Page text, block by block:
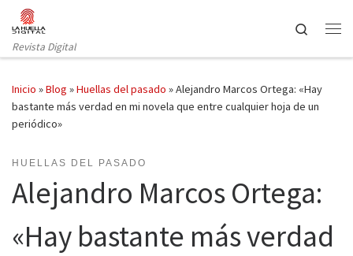
Saltar al contenido
Revista Digital
Search
Inicio »Blog »Huellas del pasado »Alejandro Marcos Ortega: «Hay
bastante más verdad en mi novela que entre cualquier hoja de un
periódico»
HUELLAS DEL PASADO
Alejandro Marcos Ortega:
«Hay bastante más verdad